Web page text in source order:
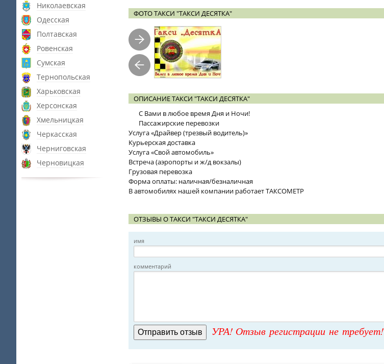
Николаевская
Одесская
Полтавская
Ровенская
Сумская
Тернопольская
Харьковская
Херсонская
Хмельницкая
Черкасская
Черниговская
Черновицкая
ФОТО ТАКСИ "ТАКСИ ДЕСЯТКА"
ОПИСАНИЕ ТАКСИ "ТАКСИ ДЕСЯТКА"
С Вами в любое время Дня и Ночи!
Пассажирские перевозки
Услуга «Драйвер (трезвый водитель)»
Курьерская доставка
Услуга «Свой автомобиль»
Встреча (аэропорты и ж/д вокзалы)
Грузовая перевозка
Форма оплаты: наличная/безналичная
В автомобилях нашей компании работает ТАКСОМЕТР
ОТЗЫВЫ О ТАКСИ "ТАКСИ ДЕСЯТКА"
имя
комментарий
УРА! Отзыв регистрации не требует!